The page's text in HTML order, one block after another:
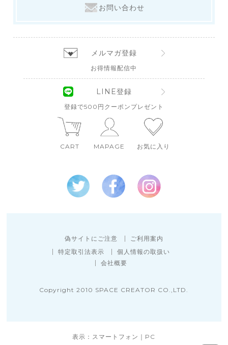
お問い合わせ
メルマガ登録
お得情報配信中
LINE登録
登録で500円クーポンプレゼント
CART MAPAGE お気に入り
偽サイトにご注意
ご利用案内
特定取引法表示
個人情報の取扱い
会社概要
Copyright 2010 SPACE CREATOR CO.,LTD.
表示：スマートフォン｜ PC